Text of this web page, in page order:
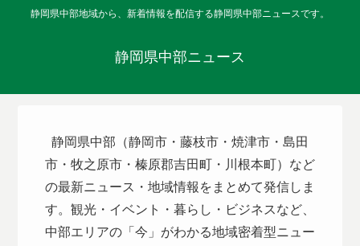
静岡県中部地域から、新着情報を配信する静岡県中部ニュースです。
静岡県中部ニュース
静岡県中部（静岡市・藤枝市・焼津市・島田
市・牧之原市・榛原郡吉田町・川根本町）など
の最新ニュース・地域情報をまとめて発信しま
す。観光・イベント・暮らし・ビジネスなど、
中部エリアの「今」がわかる地域密着型ニュー